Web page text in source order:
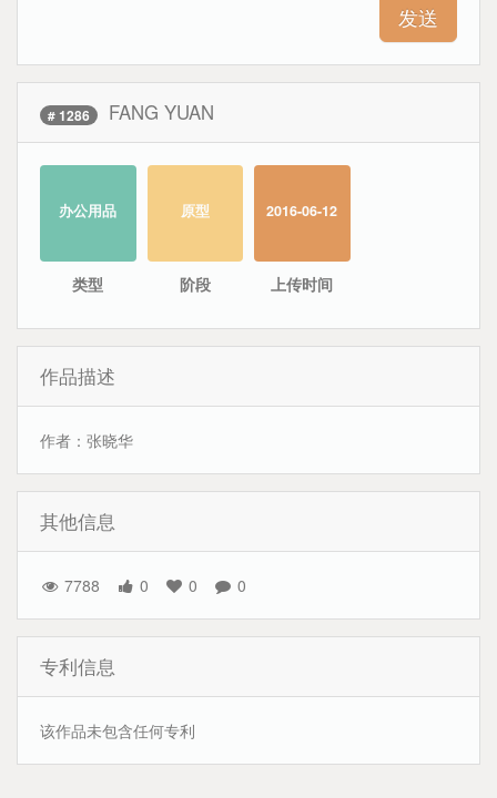
# 1286 FANG YUAN
办公用品
类型
原型
阶段
2016-06-12
上传时间
作品描述
作者：张晓华
其他信息
7788 0 0 0
专利信息
该作品未包含任何专利